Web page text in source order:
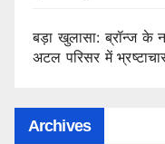
बड़ा खुलासा: ब्रॉन्ज के
अटल परिसर में
Archives